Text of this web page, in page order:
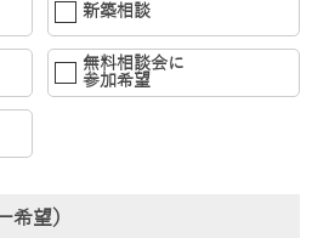
新築相談
無料相談会に
参加希望
希望）